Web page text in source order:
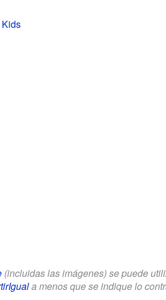
(incluidas las imágenes) se puede
a menos que se indique lo